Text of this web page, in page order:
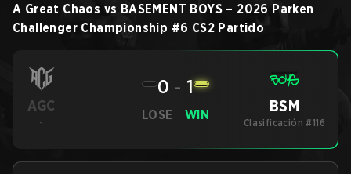
A Great Chaos vs BASEMENT BOYS – 2026 Parken
Challenger Championship #6 CS2 Partido
AGC
-
LOSE
0 - 1
WIN BSM
Clasificación #116